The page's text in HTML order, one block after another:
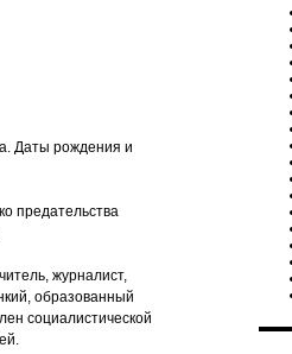
Даты рождения и
предательства
журналист,
образованный
социалистической